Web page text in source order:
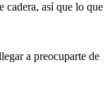
cadera, así que lo que
a preocuparte de